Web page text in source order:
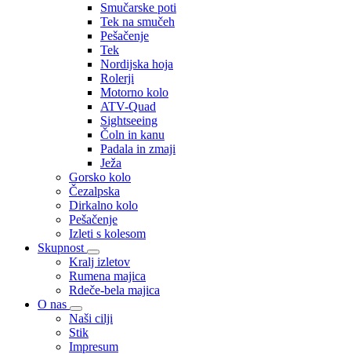
Smučarske poti
Tek na smučeh
Pešačenje
Tek
Nordijska hoja
Rolerji
Motorno kolo
ATV-Quad
Sightseeing
Čoln in kanu
Padala in zmaji
Ježa
Gorsko kolo
Čezalpska
Dirkalno kolo
Pešačenje
Izleti s kolesom
Skupnost
Kralj izletov
Rumena majica
Rdeče-bela majica
O nas
Naši cilji
Stik
Impresum